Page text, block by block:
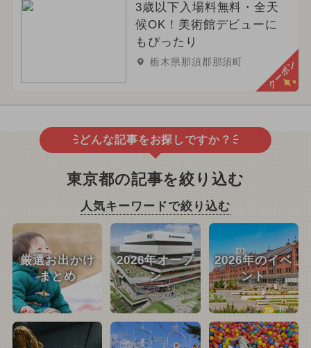
3歳以下入場料無料・全天
候OK！美術館デビューに
もぴったり
栃木県那須郡那須町 クーポン
どんな記事をお探しですか？
東京都の記事を絞り込む
人気キーワードで絞り込む
厳選お出かけ
まとめ
2026年オープ
ン
2026年のイベ
ント